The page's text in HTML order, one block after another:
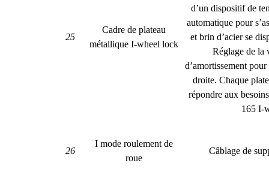
25
Cadre de plateau
métallique I-wheel lock
d’un dispositif de
automatique pour
et brin d’acier se
Réglage de la
d’amortissement
droite. Chaque
répondre aux
165 I-
26
I mode roulement de
roue
Câblage de